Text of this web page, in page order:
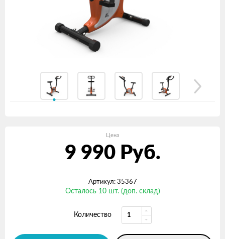
Цена
9 990 Руб.
Артикул: 35367
Осталось 10 шт. (доп. склад)
Количество